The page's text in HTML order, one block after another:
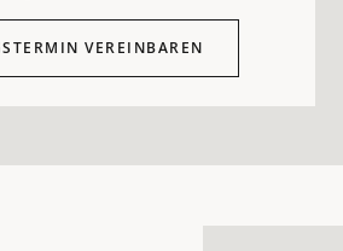
VEREINBAREN